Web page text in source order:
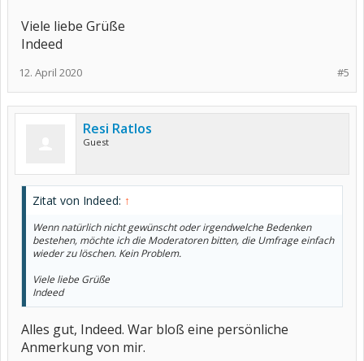
Viele liebe Grüße
Indeed
#5
12. April 2020
Resi Ratlos
Guest
Zitat von Indeed: ↑
Wenn natürlich nicht gewünscht oder irgendwelche Bedenken
bestehen, möchte ich die Moderatoren bitten, die Umfrage einfach
wieder zu löschen. Kein Problem.
Viele liebe Grüße
Indeed
Alles gut, Indeed. War bloß eine persönliche
Anmerkung von mir.